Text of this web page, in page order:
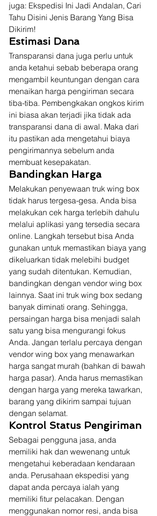
juga: Ekspedisi Ini Jadi Andalan, Cari
Tahu Disini Jenis Barang Yang Bisa
Dikirim!
Estimasi Dana
Transparansi dana juga perlu untuk
anda ketahui sebab beberapa orang
mengambil keuntungan dengan cara
menaikan harga pengiriman secara
tiba-tiba. Pembengkakan ongkos kirim
ini biasa akan terjadi jika tidak ada
transparansi dana di awal. Maka dari
itu pastikan ada mengetahui biaya
pengirimannya sebelum anda
membuat kesepakatan.
Bandingkan Harga
Melakukan penyewaan truk wing box
tidak harus tergesa-gesa. Anda bisa
melakukan cek harga terlebih dahulu
melalui aplikasi yang tersedia secara
online. Langkah tersebut bisa Anda
gunakan untuk memastikan biaya yang
dikeluarkan tidak melebihi budget
yang sudah ditentukan. Kemudian,
bandingkan dengan vendor wing box
lainnya. Saat ini truk wing box sedang
banyak diminati orang. Sehingga,
persaingan harga bisa menjadi salah
satu yang bisa mengurangi fokus
Anda. Jangan terlalu percaya dengan
vendor wing box yang menawarkan
harga sangat murah (bahkan di bawah
harga pasar). Anda harus memastikan
dengan harga yang mereka tawarkan,
barang yang dikirim sampai tujuan
dengan selamat.
Kontrol Status Pengiriman
Sebagai pengguna jasa, anda
memiliki hak dan wewenang untuk
mengetahui keberadaan kendaraan
anda. Perusahaan ekspedisi yang
dapat anda percaya ialah yang
memiliki fitur pelacakan. Dengan
menggunakan nomor resi, anda bisa